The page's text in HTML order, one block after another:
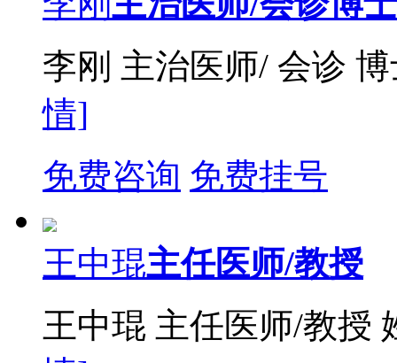
李刚 主治医师/ 会诊
情]
免费咨询 免费挂号
王中琨主任医师/教授
王中琨 主任医师/教授